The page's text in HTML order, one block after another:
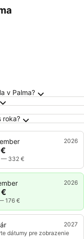
Palma
v Palma?
roka?
2026
— 332 €
2026
176 €
2027
dátumy pre zobrazenie